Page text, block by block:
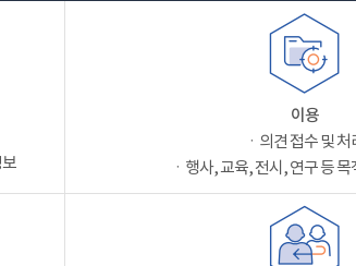
이용
ㆍ의견 접수 및 처
ㆍ행사, 교육, 전시, 연구 등